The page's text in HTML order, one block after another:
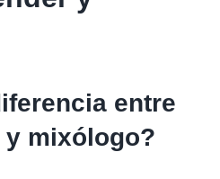
entre
y mixólogo?